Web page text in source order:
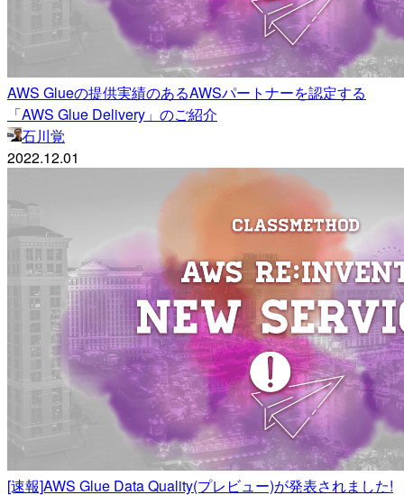
AWS Glueの提供実績のあるAWSパートナーを認定する
「AWS Glue Delivery」のご紹介
石川覚
2022.12.01
[速報]AWS Glue Data Quality(プレビュー)が発表されました!